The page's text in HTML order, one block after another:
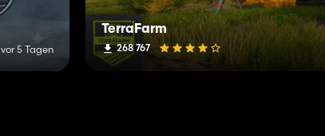
vor 5 Tagen
TerraFarm
268 767